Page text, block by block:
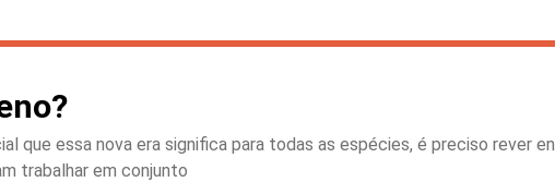
que essa nova era significa para todas as espécies, é preciso rever
trabalhar em conjunto